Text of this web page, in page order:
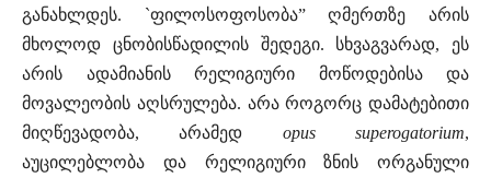
განახლდეს. `ფილოსოფოსობა” ღმერთზე არის
მხოლოდ ცნობისწადილის შედეგი. სხვაგვარად, ეს
არის ადამიანის რელიგიური მოწოდებისა და
მოვალეობის აღსრულება. არა როგორც დამატებითი
მიღწევადობა, არამედ opus superogatorium,
აუცილებლობა და რელიგიური ზნის ორგანული